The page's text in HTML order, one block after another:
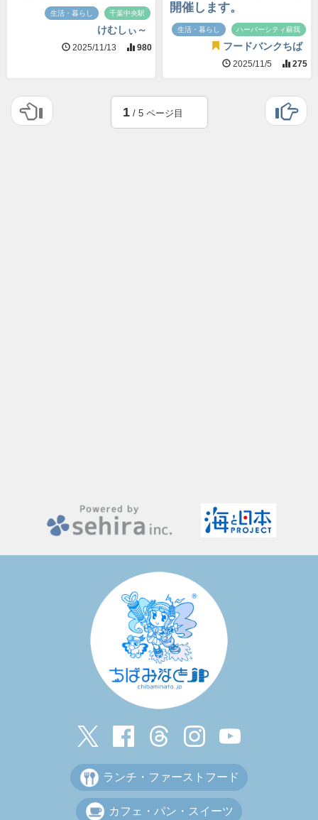
生活・暮らし 千葉中央駅
けむしぃ～
2025/11/13 980
開催します。
生活・暮らし ハーバーシティ蘇我
フードバンクちば
2025/11/5 275
1/ 5 ページ目
ランチ・ファーストフード
カフェ・パン・スイーツ